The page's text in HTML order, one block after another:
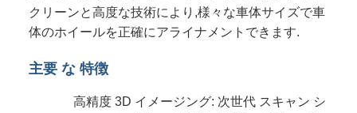
クリーンと高度な技術により,様々な車体サイズで車
体のホイールを正確にアライナメントできます.
主要 な 特徴
高精度 3D イメージング: 次世代 スキャン シ